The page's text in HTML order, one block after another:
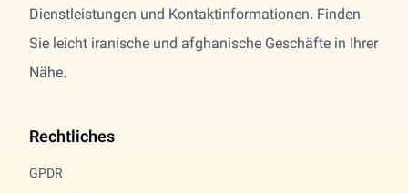
Dienstleistungen und Kontaktinformationen. Finden
Sie leicht iranische und afghanische Geschäfte in Ihrer
Nähe.
Rechtliches
GPDR